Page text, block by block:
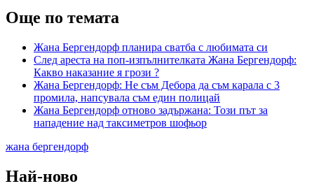
Още по темата
Жана Бергендорф планира сватба с любимата си
След ареста на поп-изпълнителката Жана Бергендорф:
Какво наказание я грози ?
Жана Бергендорф: Не съм Дебора да съм карала с 3
промила, напсувала съм един полицай
Жана Бергендорф отново задържана: Този път за
нападение над таксиметров шофьор
жана бергендорф
Най-ново